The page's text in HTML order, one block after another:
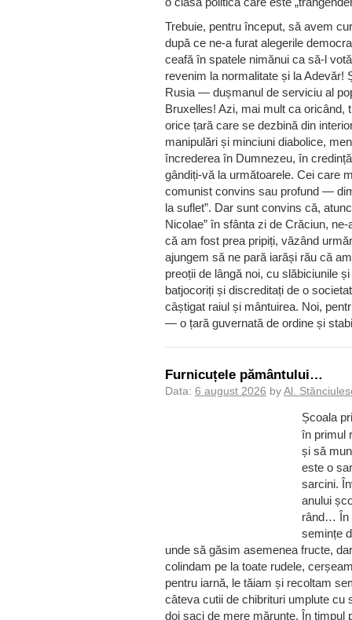
Trebuie, pentru început, să avem
după ce ne-a furat alegerile
ceafă în spatele nimănui ca să-l
revenim la normalitate și la Adevăr!
Rusia — dușmanul de serviciu al
Bruxelles! Azi, mai mult ca oricând,
orice țară care se dezbină din
manipulări și minciuni diabolice,
încrederea în Dumnezeu, în
gândiți-vă la următoarele. Cei care
comunist convins sau profund —
la suflet”. Dar sunt convins că,
Nicolae” în sfânta zi de Crăciun,
că am fost prea pripiți, văzând
ajungem să ne pară iarăși rău că
preoții de lângă noi, cu slăbiciunile
batjocoriți și discreditați de o
câștigat raiul și mântuirea. Noi,
— o țară guvernată de ordine și
Furnicuțele pământului…
Data: 6 august 2026 byAl.
Școala
în primul
și să
este o
sarcini.
anului
rând… În
semințe
unde să găsim asemenea fructe,
colindam pe la toate rudele,
pentru iarnă, le tăiam și recoltam
câteva cutii de chibrituri umplute cu
doi saci de mere mărunte. În timpul